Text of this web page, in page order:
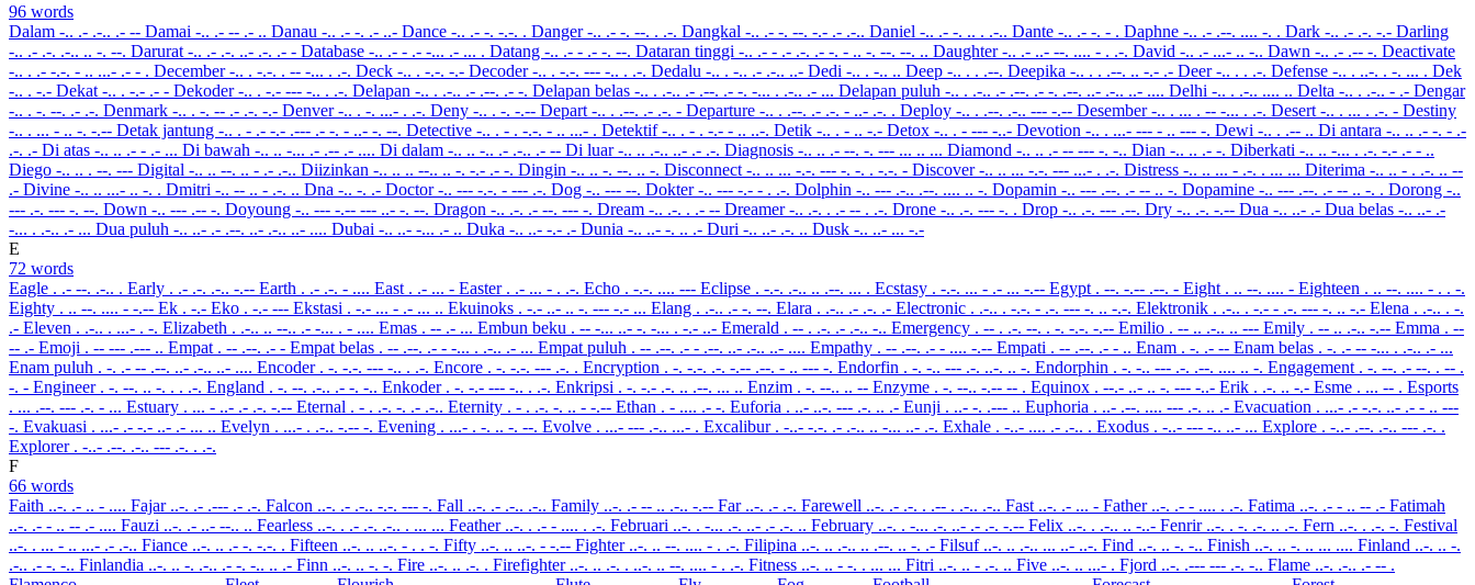
96 words
Dalam -.. .- .-.. .- -- Damai -.. .- -- .- .. Danau -.. .- -. .- ..- Dance -.. .- -. -.-. . Danger-.. .- -. --. . .-. Dangkal -.. .- -. --. -.- .- .-.. Daniel -.. .- -. .. . .-.. Dante -.. .- -. - . Daphne -.. .- .--. .... -. . Dark -.. .- .-. -.- Darling
-.. .- .-. .-.. .. -. --. Darurat -.. .- .-. ..- .-. .- - Database -.. .- - .- -... .- ... . Datang -.. .- - .- -. --. Dataran tinggi -.. .- - .- .-. .- -. - .. -. --. --. .. Daughter-.. .- ..- --. .... - . .-. David -.. .- ...- .. -.. Dawn -.. .- .-- -. Deactivate
-.. . .- -.-. - .. ...- .- - . December-.. . -.-. . -- -... . .-. Deck -.. . -.-. -.- Decoder-.. . -.-. --- -.. . .-. Dedalu -.. . -.. .- .-.. ..- Dedi -.. . -.. .. Deep -.. . . .--. Deepika -.. . . .--. .. -.- .- Deer-.. . . .-. Defense -.. . ..-. . -. ... . Dek
-.. . -.- Dekat -.. . -.- .- - Dekoder-.. . -.- --- -.. . .-. Delapan -.. . .-.. .- .--. .- -. Delapan belas -.. . .-.. .- .--. .- -. -... . .-.. .- ... Delapan puluh -.. . .-.. .- .--. .- -. .--. ..- .-.. ..- .... Delhi -.. . .-.. .... .. Delta -.. . .-.. - .- Dengar
-.. . -. --. .- .-. Denmark -.. . -. -- .- .-. -.- Denver-.. . -. ...- . .-. Deny -.. . -. -.-- Depart -.. . .--. .- .-. - Departure -.. . .--. .- .-. - ..- .-. . Deploy -.. . .--. .-.. --- -.-- Desember-.. . ... . -- -... . .-. Desert -.. . ... . .-. - Destiny
-.. . ... - .. -. -.-- Detak jantung -.. . - .- -.- .--- .- -. - ..- -. --. Detective -.. . - . -.-. - .. ...- . Detektif-.. . - . -.- - .. ..-. Detik -.. . - .. -.- Detox -.. . - --- -..- Devotion -.. . ...- --- - .. --- -. Dewi -.. . .-- .. Di antara -.. .. .- -. - .-
.-. .- Di atas -.. .. .- - .- ... Di bawah -.. .. -... .- .-- .- .... Di dalam -.. .. -.. .- .-.. .- -- Di luar-.. .. .-.. ..- .- .-. Diagnosis -.. .. .- --. -. --- ... .. ... Diamond -.. .. .- -- --- -. -.. Dian -.. .. .- -. Diberkati -.. .. -... . .-. -.- .- - ..
Diego -.. .. . --. --- Digital -.. .. --. .. - .- .-.. Diizinkan -.. .. .. --.. .. -. -.- .- -. Dingin -.. .. -. --. .. -. Disconnect -.. .. ... -.-. --- -. -. . -.-. - Discover-.. .. ... -.-. --- ...- . .-. Distress -.. .. ... - .-. . ... ... Diterima -.. .. - . .-. .. --
.- Divine -.. .. ...- .. -. . Dmitri -.. -- .. - .-. .. Dna -.. -. .- Doctor-.. --- -.-. - --- .-. Dog -.. --- --. Dokter-.. --- -.- - . .-. Dolphin -.. --- .-.. .--. .... .. -. Dopamin -.. --- .--. .- -- .. -. Dopamine -.. --- .--. .- -- .. -. . Dorong -..
--- .-. --- -. --. Down -.. --- .-- -. Doyoung -.. --- -.-- --- ..- -. --. Dragon -.. .-. .- --. --- -. Dream -.. .-. . .- -- Dreamer-.. .-. . .- -- . .-. Drone -.. .-. --- -. . Drop -.. .-. --- .--. Dry -.. .-. -.-- Dua -.. ..- .- Dua belas -.. ..- .-
-... . .-.. .- ... Dua puluh -.. ..- .- .--. ..- .-.. ..- .... Dubai -.. ..- -... .- .. Duka -.. ..- -.- .- Dunia -.. ..- -. .. .- Duri -.. ..- .-. .. Dusk -.. ..- ... -.-
E
72 words
Eagle . .- --. .-.. . Early . .- .-. .-.. -.-- Earth . .- .-. - .... East . .- ... - Easter . .- ... - . .-. Echo . -.-. .... --- Eclipse . -.-. .-.. .. .--. ... . Ecstasy . -.-. ... - .- ... -.-- Egypt . --. -.-- .--. - Eight . .. --. .... - Eighteen . .. --. .... - . . -.
Eighty . .. --. .... - -.-- Ek . -.- Eko . -.- --- Ekstasi . -.- ... - .- ... .. Ekuinoks . -.- ..- .. -. --- -.- ... Elang . .-.. .- -. --. Elara . .-.. .- .-. .- Electronic . .-.. . -.-. - .-. --- -. .. -.-. Elektronik . .-.. . -.- - .-. --- -. .. -.- Elena . .-.. . -.
.- Eleven . .-.. . ...- . -. Elizabeth . .-.. .. --.. .- -... . - .... Emas . -- .- ... Embun beku . -- -... ..- -. -... . -.- ..- Emerald . -- . .-. .- .-.. -.. Emergency . -- . .-. --. . -. -.-. -.-- Emilio . -- .. .-.. .. --- Emily . -- .. .-.. -.-- Emma . --
-- .- Emoji . -- --- .--- .. Empat . -- .--. .- - Empat belas . -- .--. .- - -... . .-.. .- ... Empat puluh . -- .--. .- - .--. ..- .-.. ..- .... Empathy . -- .--. .- - .... -.-- Empati . -- .--. .- - .. Enam . -. .- -- Enam belas . -. .- -- -... . .-.. .- ...
Enam puluh . -. .- -- .--. ..- .-.. ..- .... Encoder . -. -.-. --- -.. . .-. Encore . -. -.-. --- .-. . Encryption . -. -.-. .-. -.-- .--. - .. --- -. Endorfin . -. -.. --- .-. ..-. .. -. Endorphin . -. -.. --- .-. .--. .... .. -. Engagement . -. --. .- --. . -- .
-. - Engineer . -. --. .. -. . . .-. England . -. --. .-.. .- -. -.. Enkoder . -. -.- --- -.. . .-. Enkripsi . -. -.- .-. .. .--. ... .. Enzim . -. --.. .. -- Enzyme . -. --.. -.-- -- . Equinox . --.- ..- .. -. --- -..- Erik . .-. .. -.- Esme . ... -- . Esports
. ... .--. --- .-. - ... Estuary . ... - ..- .- .-. -.-- Eternal . - . .-. -. .- .-.. Eternity . - . .-. -. .. - -.-- Ethan . - .... .- -. Euforia . ..- ..-. --- .-. .. .- Eunji . ..- -. .--- .. Euphoria . ..- .--. .... --- .-. .. .- Evacuation . ...- .- -.-. ..- .- - .. ---
-. Evakuasi . ...- .- -.- ..- .- ... .. Evelyn . ...- . .-.. -.-- -. Evening . ...- . -. .. -. --. Evolve . ...- --- .-.. ...- . Excalibur . -..- -.-. .- .-.. .. -... ..- .-. Exhale . -..- .... .- .-.. . Exodus . -..- --- -.. ..- ... Explore . -..- .--. .-.. --- .-. .
Explorer . -..- .--. .-.. --- .-. . .-.
F
66 words
Faith ..-. .- .. - .... Fajar ..-. .- .--- .- .-. Falcon ..-. .- .-.. -.-. --- -. Fall ..-. .- .-.. .-.. Family ..-. .- -- .. .-.. -.-- Far ..-. .- .-. Farewell ..-. .- .-. . .-- . .-.. .-.. Fast ..-. .- ... - Father ..-. .- - .... . .-. Fatima ..-. .- - .. -- .- Fatimah
..-. .- - .. -- .- .... Fauzi ..-. .- ..- --.. .. Fearless ..-. . .- .-. .-.. . ... ... Feather ..-. . .- - .... . .-. Februari ..-. . -... .-. ..- .- .-. .. February ..-. . -... .-. ..- .- .-. -.-- Felix ..-. . .-.. .. -..- Fenrir ..-. . -. .-. .. .-. Fern ..-. . .-. -. Festival
..-. . ... - .. ...- .- .-.. Fiance ..-. .. .- -. -.-. . Fifteen ..-. .. ..-. - . . -. Fifty ..-. .. ..-. - -.-- Fighter ..-. .. --. .... - . .-. Filipina ..-. .. .-.. .. .--. .. -. .- Filsuf ..-. .. .-.. ... ..- ..-. Find ..-. .. -. -.. Finish ..-. .. -. .. ... .... Finland ..-. .. -.
.-.. .- -. -.. Finlandia ..-. .. -. .-.. .- -. -.. .. .- Finn ..-. .. -. -. Fire ..-. .. .-. . Firefighter ..-. .. .-. . ..-. .. --. .... - . .-. Fitness ..-. .. - -. . ... ... Fitri ..-. .. - .-. .. Five ..-. .. ...- . Fjord ..-. .--- --- .-. -.. Flame ..-. .-.. .- -- .